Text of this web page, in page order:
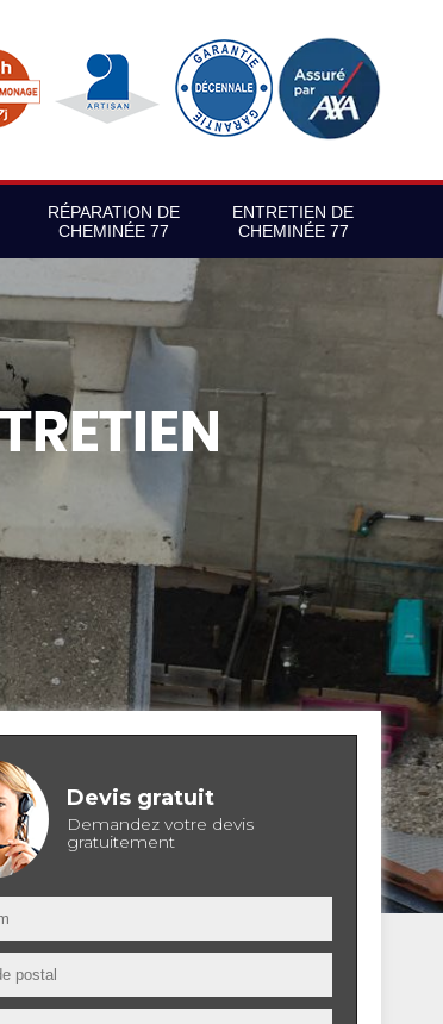
RÉPARATION DE
CHEMINÉE 77
ENTRETIEN DE
CHEMINÉE 77
Devis gratuit
Demandez votre devis
gratuitement